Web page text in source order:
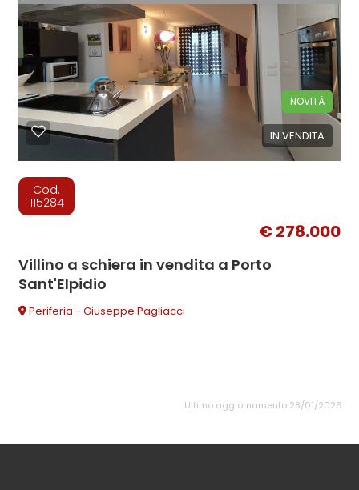
IN VENDITA
NOVITÀ
Cod.
115284
€ 278.000
Villino a schiera in vendita a Porto
Sant'Elpidio
Periferia - Giuseppe Pagliacci
Ultimo aggiornamento 28/01/2026